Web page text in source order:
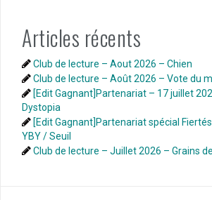
Articles récents
Club de lecture – Aout 2026 – Chien
Club de lecture – Août 2026 – Vote du
[Edit Gagnant]Partenariat – 17 juillet
Dystopia
[Edit Gagnant]Partenariat spécial
YBY / Seuil
Club de lecture – Juillet 2026 – Grains